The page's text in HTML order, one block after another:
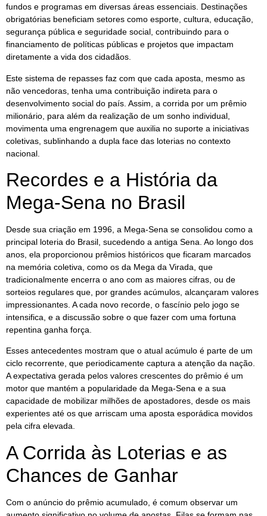
fundos e programas em diversas áreas essenciais. Destinações
obrigatórias beneficiam setores como esporte, cultura, educação,
segurança pública e seguridade social, contribuindo para o
financiamento de políticas públicas e projetos que impactam
diretamente a vida dos cidadãos.
Este sistema de repasses faz com que cada aposta, mesmo as
não vencedoras, tenha uma contribuição indireta para o
desenvolvimento social do país. Assim, a corrida por um prêmio
milionário, para além da realização de um sonho individual,
movimenta uma engrenagem que auxilia no suporte a iniciativas
coletivas, sublinhando a dupla face das loterias no contexto
nacional.
Recordes e a História da
Mega-Sena no Brasil
Desde sua criação em 1996, a Mega-Sena se consolidou como a
principal loteria do Brasil, sucedendo a antiga Sena. Ao longo dos
anos, ela proporcionou prêmios históricos que ficaram marcados
na memória coletiva, como os da Mega da Virada, que
tradicionalmente encerra o ano com as maiores cifras, ou de
sorteios regulares que, por grandes acúmulos, alcançaram valores
impressionantes. A cada novo recorde, o fascínio pelo jogo se
intensifica, e a discussão sobre o que fazer com uma fortuna
repentina ganha força.
Esses antecedentes mostram que o atual acúmulo é parte de um
ciclo recorrente, que periodicamente captura a atenção da nação.
A expectativa gerada pelos valores crescentes do prêmio é um
motor que mantém a popularidade da Mega-Sena e a sua
capacidade de mobilizar milhões de apostadores, desde os mais
experientes até os que arriscam uma aposta esporádica movidos
pela cifra elevada.
A Corrida às Loterias e as
Chances de Ganhar
Com o anúncio do prêmio acumulado, é comum observar um